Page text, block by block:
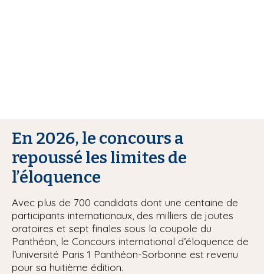
En 2026, le concours a
repoussé les limites de
l’éloquence
Avec plus de 700 candidats dont une centaine de
participants internationaux, des milliers de joutes
oratoires et sept finales sous la coupole du
Panthéon, le Concours international d’éloquence de
l’université Paris 1 Panthéon-Sorbonne est revenu
pour sa huitième édition.